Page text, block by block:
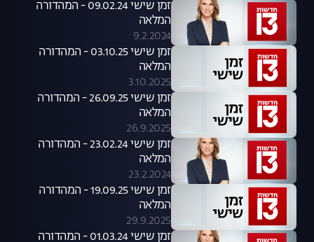
זמן שישי 09.02.24 - המהדורה
המלאה
9.2.2024
זמן שישי 03.10.25 - המהדורה
המלאה
3.10.2025
זמן שישי 26.09.25 - המהדורה
המלאה
26.9.2025
זמן שישי 23.02.24 - המהדורה
המלאה
23.2.2024
זמן שישי 19.09.25 - המהדורה
המלאה
29.9.2025
זמן שישי 01.03.24 - המהדורה